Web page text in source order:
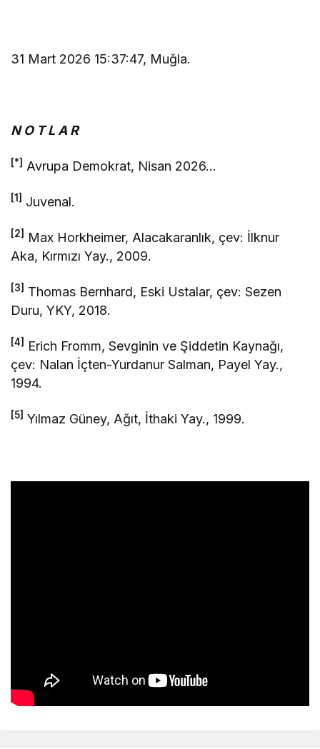
31 Mart 2026 15:37:47, Muğla.
N O T L A R
[*] Avrupa Demokrat, Nisan 2026…
[1] Juvenal.
[2]
Max Horkheimer, Alacakaranlık, çev: İlknur
Aka, Kırmızı Yay., 2009.
[3] Thomas Bernhard, Eski Ustalar, çev: Sezen
Duru, YKY, 2018.
[4]
Erich Fromm, Sevginin ve Şiddetin Kaynağı,
çev: Nalan İçten-Yurdanur Salman, Payel Yay.,
1994.
[5] Yılmaz Güney, Ağıt, İthaki Yay., 1999.